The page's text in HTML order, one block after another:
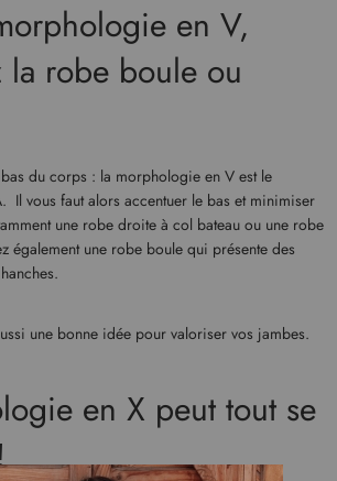
en V,
la robe boule ou
du corps : la morphologie en V est le
Il vous faut alors accentuer le bas et minimiser
une robe droite à col bateau ou une robe
également une robe boule qui présente des
une bonne idée pour valoriser vos jambes.
en X peut tout se